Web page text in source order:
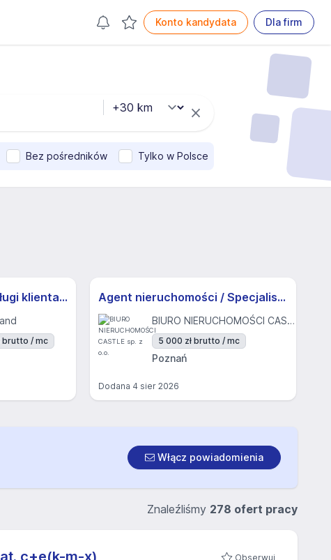
Konto kandydata Dla firm
Bez pośredników Tylko w Polsce
Specjalista/ka ds. obsługi klienta z j.niemieckim
brutto / mc
Agent nieruchomości / Specjalista ds. nieruchomości
BIURO NIERUCHOMOŚCI CASTLE sp. z o.o.
5 000 zł brutto / mc
Poznań
Dodana 4 sier 2026
Włącz powiadomienia
Znaleźliśmy 278 ofert pracy
c+e(k-m-x) Obserwuj